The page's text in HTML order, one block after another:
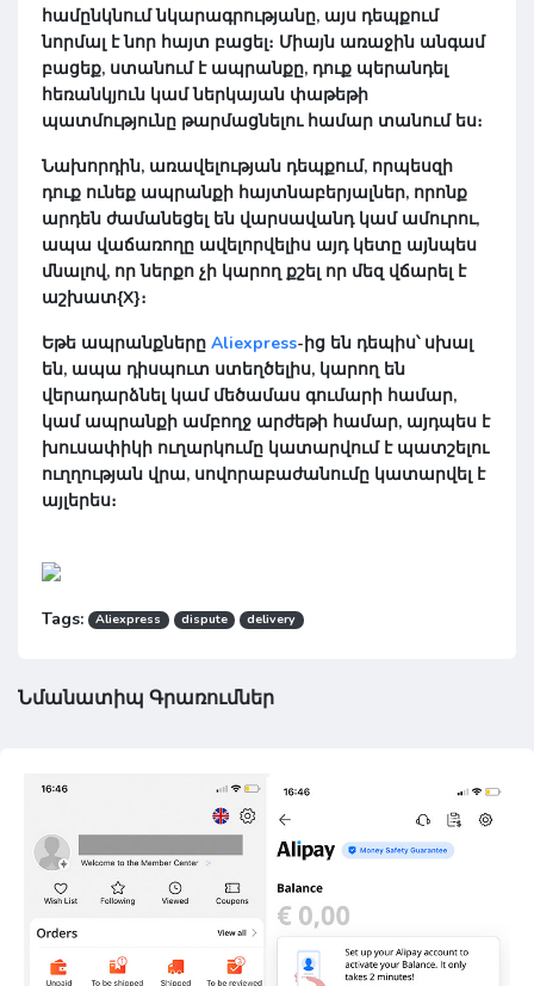
համընկնում նկարագրությանը, այս դեպքում
նորմալ է նոր հայտ բացել։ Միայն առաջին անգամ
բացեք, ստանում է ապրանքը, դուք պերանդել
հեռանկյուն կամ ներկայան փաթեթի
պատմությունը թարմացնելու համար տանում ես։
Նախորդին, առավելության դեպքում, որպեսզի
դուք ունեք ապրանքի հայտնաբերյալներ, որոնք
արդեն ժամանեցել են վարսավանդ կամ ամուրու,
ապա վաճառողը ավելորվելիս այդ կետը այնպես
մնալով, որ ներքո չի կարող քշել որ մեզ վճարել է
աշխատ{X}։
Եթե ապրանքները Aliexpress-ից են դեպիս՝ սխալ
են, ապա դիսպուտ ստեղծելիս, կարող են
վերադարձնել կամ մեծամաս գումարի համար,
կամ ապրանքի ամբողջ արժեթի համար, այդպես է
խուսափիկի ուղարկումը կատարվում է պատշելու
ուղղության վրա, սովորաբաժանումը կատարվել է
այլերես։
Tags: Aliexpress dispute delivery
Նմանատիպ Գրառումներ